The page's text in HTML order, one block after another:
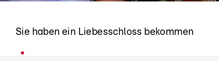
Sie haben ein Liebesschloss bekommen